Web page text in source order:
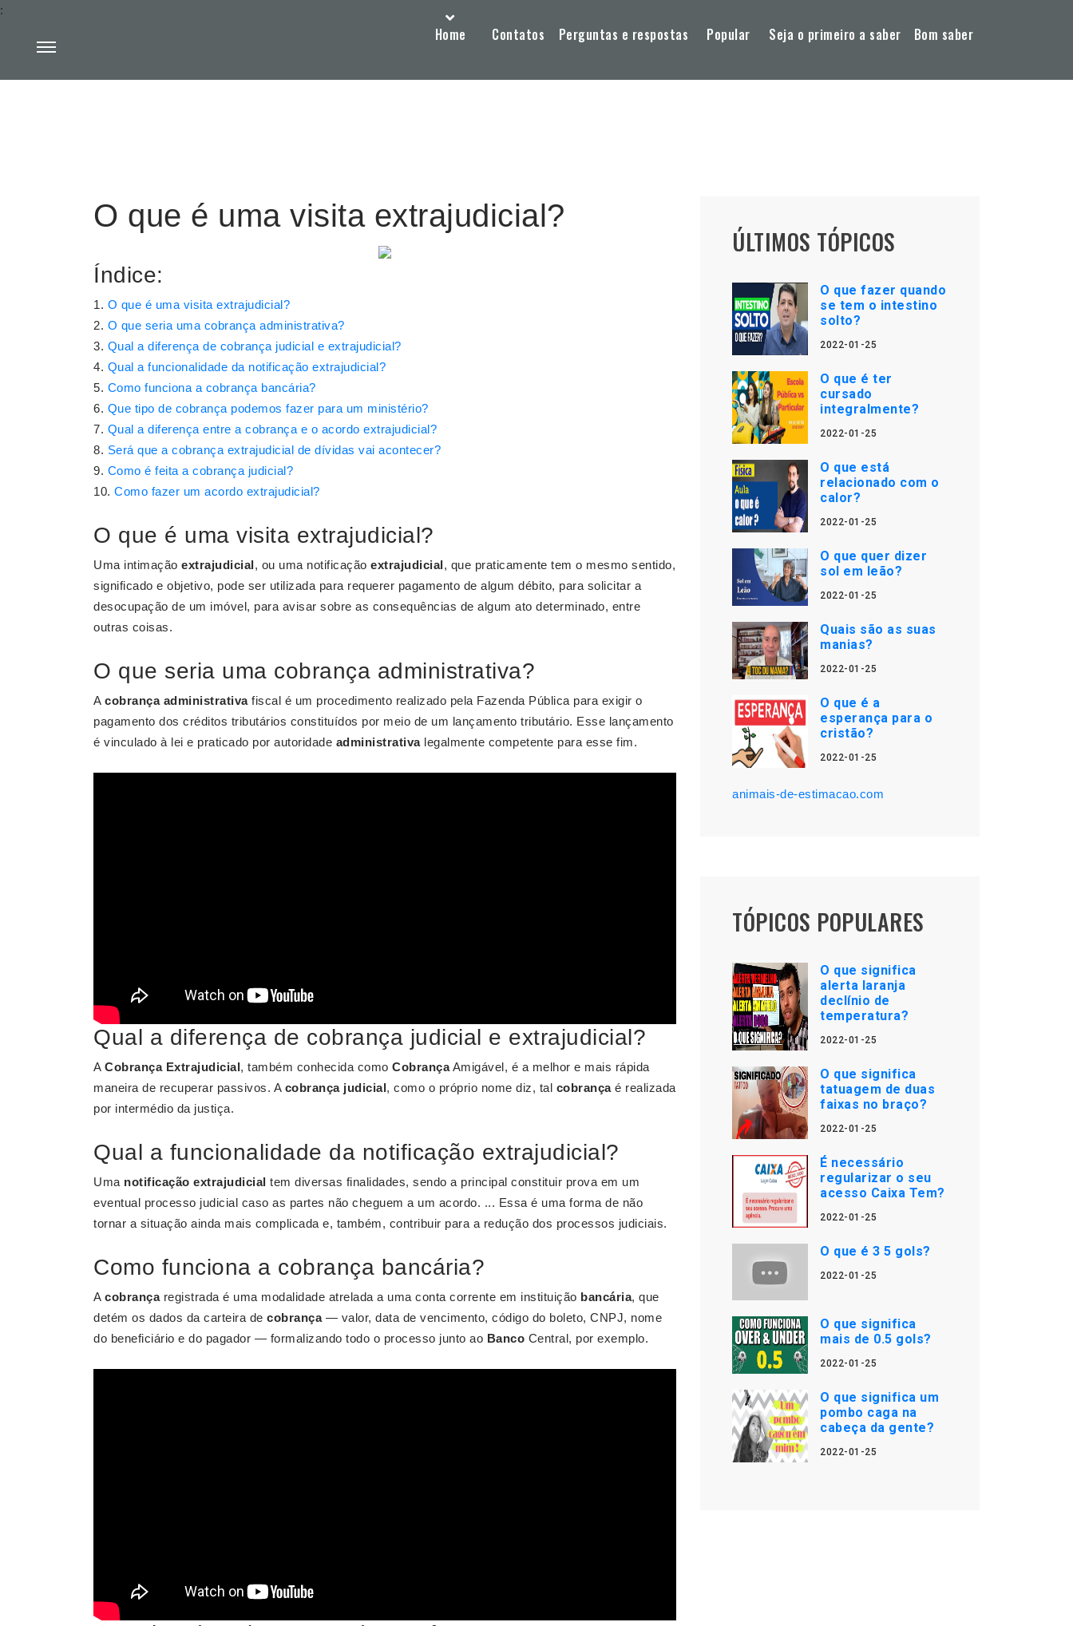
Home Contatos Perguntas e respostas Popular Seja o primeiro a saber Bom saber
:
O que é uma visita extrajudicial?
Índice:
O que é uma visita extrajudicial?
O que seria uma cobrança administrativa?
Qual a diferença de cobrança judicial e extrajudicial?
Qual a funcionalidade da notificação extrajudicial?
Como funciona a cobrança bancária?
Que tipo de cobrança podemos fazer para um ministério?
Qual a diferença entre a cobrança e o acordo extrajudicial?
Será que a cobrança extrajudicial de dívidas vai acontecer?
Como é feita a cobrança judicial?
Como fazer um acordo extrajudicial?
O que é uma visita extrajudicial?
Uma intimação extrajudicial, ou uma notificação extrajudicial, que praticamente tem o mesmo sentido,
significado e objetivo, pode ser utilizada para requerer pagamento de algum débito, para solicitar a
desocupação de um imóvel, para avisar sobre as consequências de algum ato determinado, entre
outras coisas.
O que seria uma cobrança administrativa?
A cobrança administrativafiscal é um procedimento realizado pela Fazenda Pública para exigir o
pagamento dos créditos tributários constituídos por meio de um lançamento tributário. Esse lançamento
é vinculado à lei e praticado por autoridade administrativalegalmente competente para esse fim.
Qual a diferença de cobrança judicial e extrajudicial?
A Cobrança Extrajudicial, também conhecida como CobrançaAmigável, é a melhor e mais rápida
maneira de recuperar passivos. A cobrança judicial, como o próprio nome diz, tal cobrançaé realizada
por intermédio da justiça.
Qual a funcionalidade da notificação extrajudicial?
Uma notificação extrajudicial tem diversas finalidades, sendo a principal constituir prova em um
eventual processo judicial caso as partes não cheguem a um acordo. ... Essa é uma forma de não
tornar a situação ainda mais complicada e, também, contribuir para a redução dos processos judiciais.
Como funciona a cobrança bancária?
A cobrançaregistrada é uma modalidade atrelada a uma conta corrente em instituição bancária, que
detém os dados da carteira de cobrança— valor, data de vencimento, código do boleto, CNPJ, nome
do beneficiário e do pagador — formalizando todo o processo junto ao Banco Central, por exemplo.
ÚLTIMOS TÓPICOS
O que fazer quando
se tem o intestino
solto?
2022-01-25
O que é ter
cursado
integralmente?
2022-01-25
O que está
relacionado com o
calor?
2022-01-25
O que quer dizer
sol em leão?
2022-01-25
Quais são as suas
manias?
2022-01-25
O que é a
esperança para o
cristão?
2022-01-25
animais-de-estimacao.com
TÓPICOS POPULARES
O que significa
alerta laranja
declínio de
temperatura?
2022-01-25
O que significa
tatuagem de duas
faixas no braço?
2022-01-25
É necessário
regularizar o seu
acesso Caixa Tem?
2022-01-25
O que é 3 5 gols?
2022-01-25
O que significa
mais de 0.5 gols?
2022-01-25
O que significa um
pombo caga na
cabeça da gente?
2022-01-25